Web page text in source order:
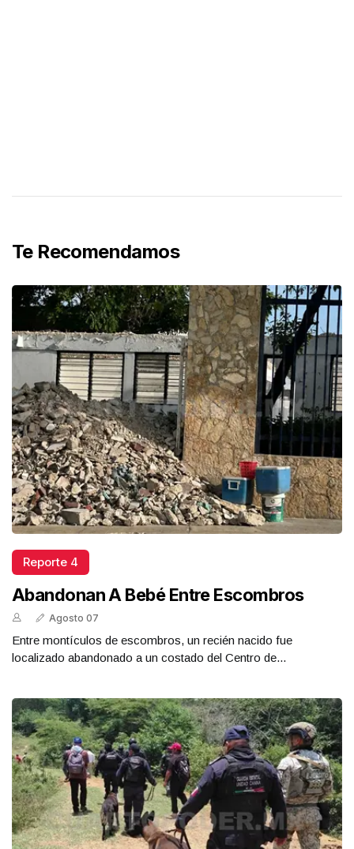
Te Recomendamos
Reporte 4
Abandonan A Bebé Entre Escombros
Agosto 07
Entre montículos de escombros, un recién nacido fue
localizado abandonado a un costado del Centro de...